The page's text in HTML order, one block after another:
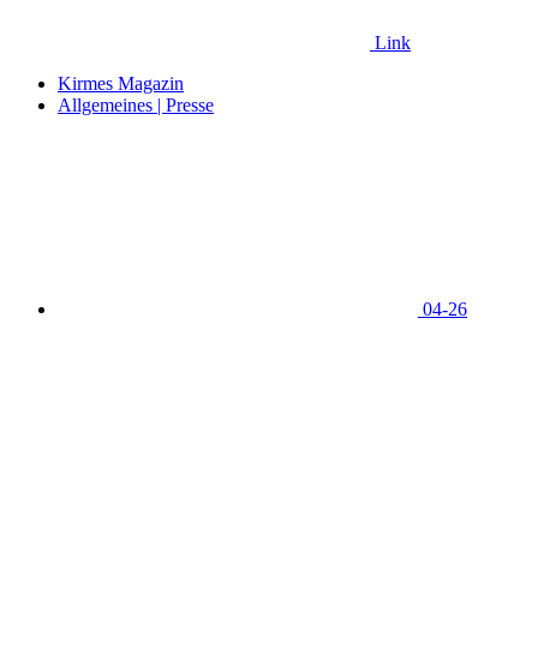
Link
Kirmes Magazin
Allgemeines | Presse
04-26